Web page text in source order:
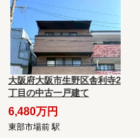
大阪府大阪市生野区舎利寺2
丁目の中古一戸建て
6,480万円
東部市場前 駅